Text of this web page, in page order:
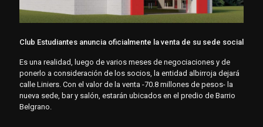
Club Estudiantes anuncia oficialmente la venta de su sede social
Es una realidad, luego de varios meses de negociaciones y de
ponerlo a consideración de los socios, la entidad albirroja dejará
calle Liniers. Con el valor de la venta -70.8 millones de pesos- la
nueva sede, bar y salón, estarán ubicados en el predio de Barrio
Belgrano.